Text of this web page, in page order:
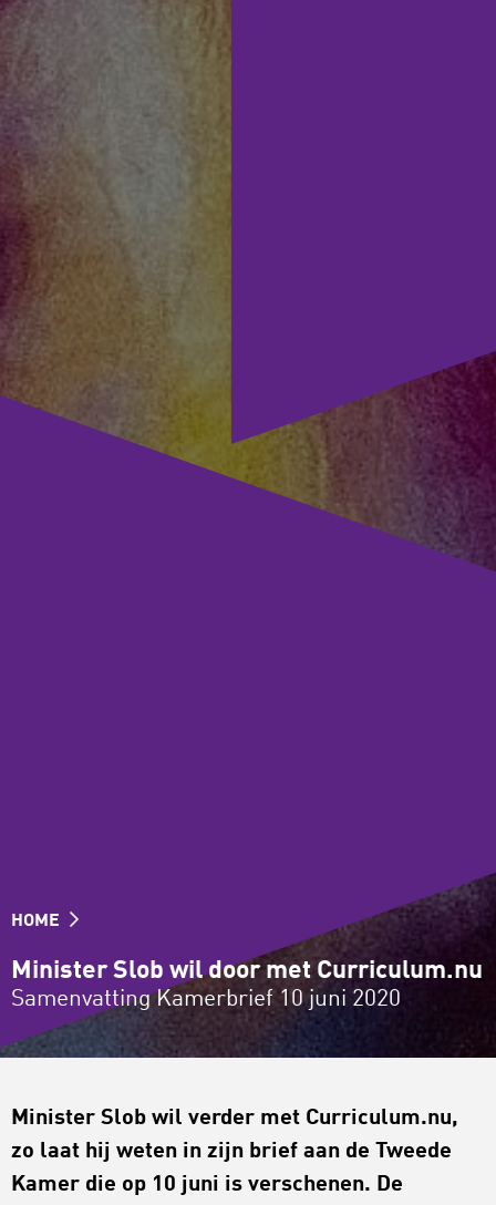
HOME
Minister Slob wil door met Curriculum.nu
Samenvatting Kamerbrief 10 juni 2020
Minister Slob wil verder met Curriculum.nu,
zo laat hij weten in zijn brief aan de Tweede
Kamer die op 10 juni is verschenen. De